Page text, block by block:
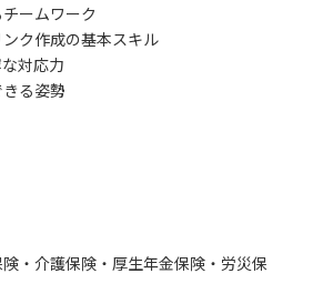
ームワーク
ク作成の基本スキル
対応力
る姿勢
・介護保険・厚生年金保険・労災保